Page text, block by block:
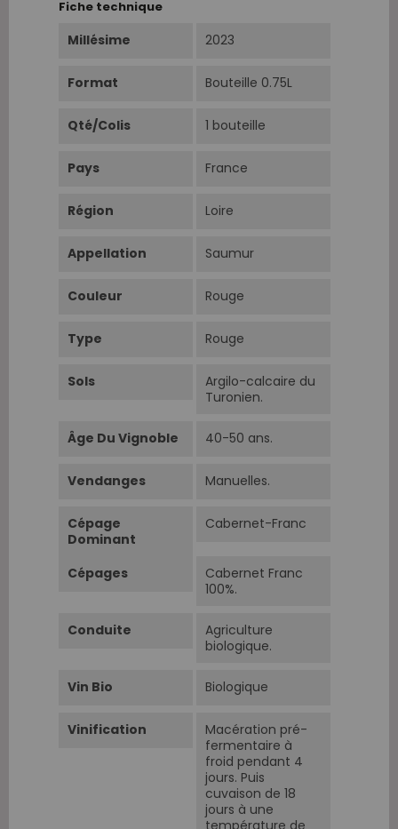
Fiche technique
Millésime 2023
Format Bouteille 0.75L
Qté/Colis 1 bouteille
Pays France
Région Loire
Appellation Saumur
Couleur Rouge
Type Rouge
Sols
Argilo-calcaire du
Turonien.
Âge Du Vignoble 40-50 ans.
Vendanges Manuelles.
Cépage
Dominant
Cabernet-Franc
Cépages
Cabernet Franc
100%.
Conduite
Agriculture
biologique.
Vin Bio Biologique
Vinification
Macération pré-
fermentaire à
froid pendant 4
jours. Puis
cuvaison de 18
jours à une